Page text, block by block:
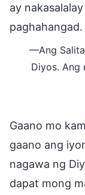
ay
paghahangad.
—Ang
Diyos. Ang
Gaano mo
gaano ang
nagawa ng
dapat mong